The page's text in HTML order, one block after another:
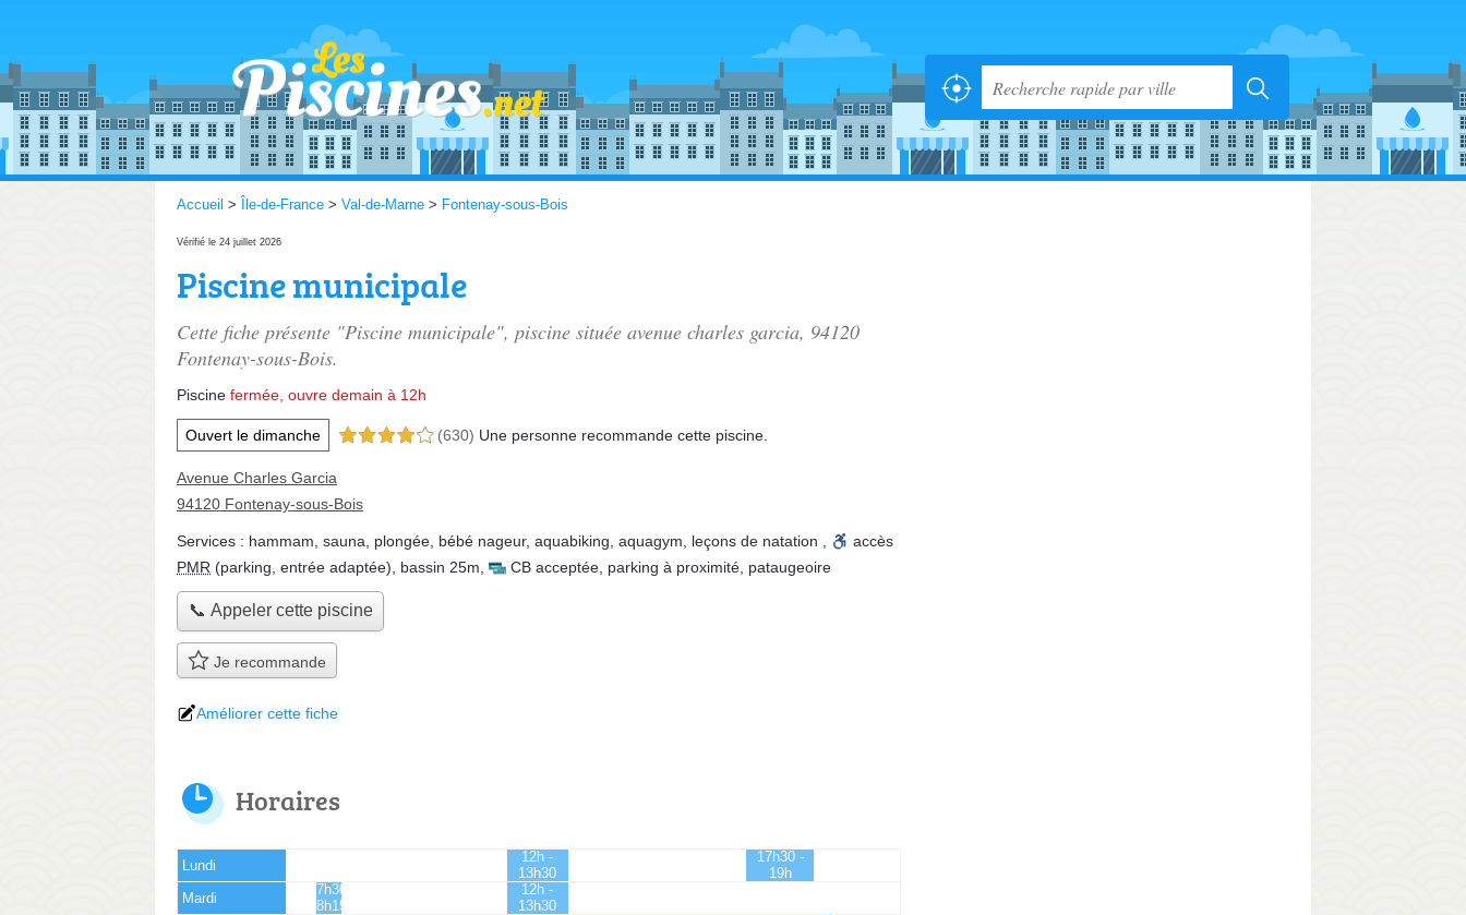
Accueil > Île-de-France > Val-de-Marne > Fontenay-sous-Bois
Vérifié le 24 juillet 2026
Piscine municipale
Cette fiche présente "Piscine municipale", piscine située avenue charles garcia, 94120
Fontenay-sous-Bois.
Piscine fermée, ouvre demain à 12h
Ouvert le dimanche 4,0 étoiles sur 5 (630) Une personne recommande cette piscine.
Avenue Charles Garcia
94120 Fontenay-sous-Bois
Services : hammam sauna plongée bébé nageur, aquabiking aquagym leçons de natation
accès
PMR (parking, entrée adaptée) bassin 25m CB acceptée parking à proximité pataugeoire
📞 Appeler cette piscine
Je recommande
Améliorer cette fiche
Horaires
Lundi
12h -
13h30
17h30 -
19h
Mardi
7h30 -
8h15
12h -
13h30